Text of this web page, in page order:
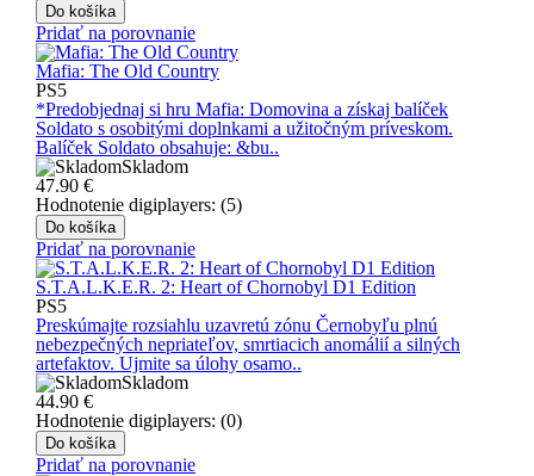
Do košíka
Pridať na porovnanie
Mafia: The Old Country
PS5
*Predobjednaj si hru Mafia: Domovina a získaj balíček
Soldato s osobitými doplnkami a užitočným príveskom.
Balíček Soldato obsahuje: &bu..
Skladom
47.90 €
Hodnotenie digiplayers: (5)
Do košíka
Pridať na porovnanie
S.T.A.L.K.E.R. 2: Heart of Chornobyl D1 Edition
PS5
Preskúmajte rozsiahlu uzavretú zónu Černobyľu plnú
nebezpečných nepriateľov, smrtiacich anomálií a silných
artefaktov. Ujmite sa úlohy osamo..
Skladom
44.90 €
Hodnotenie digiplayers: (0)
Do košíka
Pridať na porovnanie